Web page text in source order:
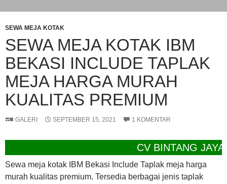
SEWA MEJA KOTAK
SEWA MEJA KOTAK IBM
BEKASI INCLUDE TAPLAK
MEJA HARGA MURAH
KUALITAS PREMIUM
GALERI SEPTEMBER 15, 2021 1 KOMENTAR
CV BINTANG JAYA
Sewa meja kotak IBM Bekasi Include Taplak meja harga
murah kualitas premium. Tersedia berbagai jenis taplak